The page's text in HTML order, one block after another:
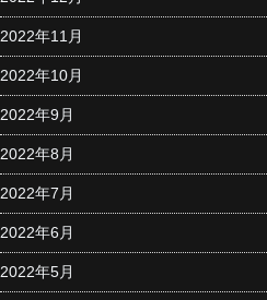
2022年11月
2022年10月
2022年9月
2022年8月
2022年7月
2022年6月
2022年5月